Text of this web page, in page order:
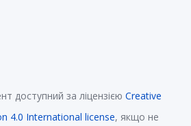
доступний за ліцензією Creative
4.0 International license, якщо не